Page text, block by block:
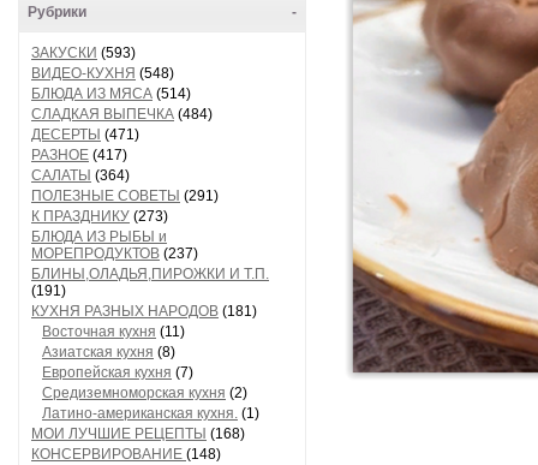
-
Рубрики
ЗАКУСКИ (593)
ВИДЕО-КУХНЯ (548)
БЛЮДА ИЗ МЯСА (514)
СЛАДКАЯ ВЫПЕЧКА (484)
ДЕСЕРТЫ (471)
РАЗНОЕ (417)
САЛАТЫ (364)
ПОЛЕЗНЫЕ СОВЕТЫ (291)
К ПРАЗДНИКУ (273)
БЛЮДА ИЗ РЫБЫ и
МОРЕПРОДУКТОВ (237)
БЛИНЫ,ОЛАДЬЯ,ПИРОЖКИ И Т.П.
(191)
КУХНЯ РАЗНЫХ НАРОДОВ (181)
Восточная кухня (11)
Азиатская кухня (8)
Европейская кухня (7)
Средиземноморская кухня (2)
Латино-американская кухня. (1)
МОИ ЛУЧШИЕ РЕЦЕПТЫ (168)
КОНСЕРВИРОВАНИЕ (148)